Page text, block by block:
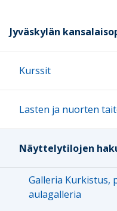
Jyväskylän
Kurssit
Lasten ja nuorten
Näyttelytilojen
Galleria Kurkistus,
aulagalleria